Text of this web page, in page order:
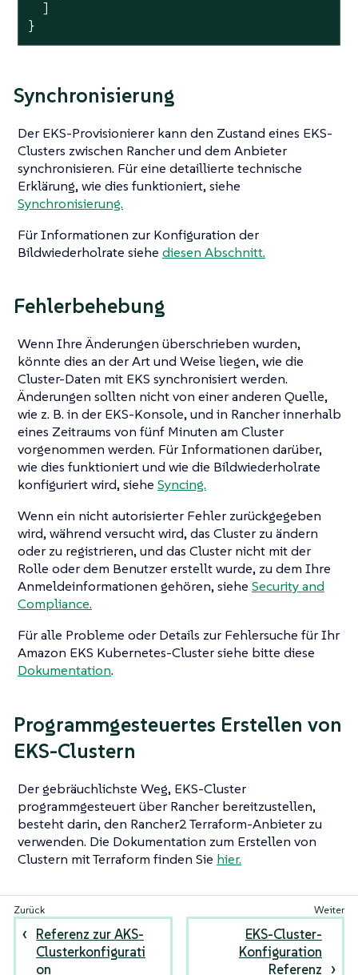
  ]
}
Synchronisierung
Der EKS-Provisionierer kann den Zustand eines EKS-
Clusters zwischen Rancher und dem Anbieter
synchronisieren. Für eine detaillierte technische
Erklärung, wie dies funktioniert, siehe
Synchronisierung.
Für Informationen zur Konfiguration der
Bildwiederholrate siehe diesen Abschnitt.
Fehlerbehebung
Wenn Ihre Änderungen überschrieben wurden,
könnte dies an der Art und Weise liegen, wie die
Cluster-Daten mit EKS synchronisiert werden.
Änderungen sollten nicht von einer anderen Quelle,
wie z. B. in der EKS-Konsole, und in Rancher innerhalb
eines Zeitraums von fünf Minuten am Cluster
vorgenommen werden. Für Informationen darüber,
wie dies funktioniert und wie die Bildwiederholrate
konfiguriert wird, siehe Syncing.
Wenn ein nicht autorisierter Fehler zurückgegeben
wird, während versucht wird, das Cluster zu ändern
oder zu registrieren, und das Cluster nicht mit der
Rolle oder dem Benutzer erstellt wurde, zu dem Ihre
Anmeldeinformationen gehören, siehe Security and
Compliance.
Für alle Probleme oder Details zur Fehlersuche für Ihr
Amazon EKS Kubernetes-Cluster siehe bitte diese
Dokumentation.
Programmgesteuertes Erstellen von
EKS-Clustern
Der gebräuchlichste Weg, EKS-Cluster
programmgesteuert über Rancher bereitzustellen,
besteht darin, den Rancher2 Terraform-Anbieter zu
verwenden. Die Dokumentation zum Erstellen von
Clustern mit Terraform finden Sie hier.
Referenz zur AKS-
Clusterkonfigurati
on
EKS-Cluster-
Konfiguration
Referenz